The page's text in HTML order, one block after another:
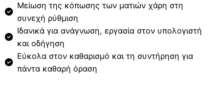
Μείωση της κόπωσης των ματιών χάρη στη
συνεχή ρύθμιση
Ιδανικά για ανάγνωση, εργασία στον υπολογιστή
και οδήγηση
Εύκολα στον καθαρισμό και τη συντήρηση για
πάντα καθαρή όραση